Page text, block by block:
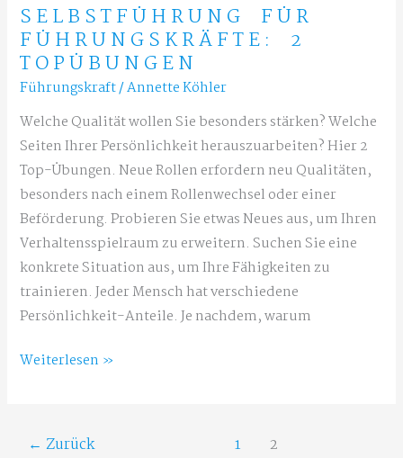
SELBSTFÜHRUNG FÜR
FÜHRUNGSKRÄFTE: 2
TOPÜBUNGEN
Führungskraft/Annette Köhler
Welche Qualität wollen Sie besonders stärken? Welche
Seiten Ihrer Persönlichkeit herauszuarbeiten? Hier 2
Top-Übungen. Neue Rollen erfordern neu Qualitäten,
besonders nach einem Rollenwechsel oder einer
Beförderung. Probieren Sie etwas Neues aus, um Ihren
Verhaltensspielraum zu erweitern. Suchen Sie eine
konkrete Situation aus, um Ihre Fähigkeiten zu
trainieren. Jeder Mensch hat verschiedene
Persönlichkeit-Anteile. Je nachdem, warum
Selbstführung
Weiterlesen »
← Zurück 1 2